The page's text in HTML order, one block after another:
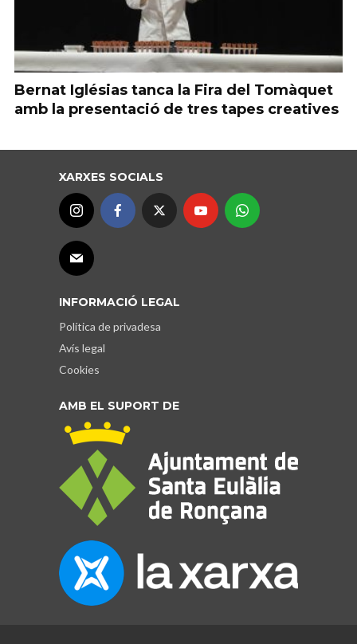
Bernat Iglésias tanca la Fira del Tomàquet
amb la presentació de tres tapes creatives
XARXES SOCIALS
INFORMACIÓ LEGAL
Política de privadesa
Avís legal
Cookies
AMB EL SUPORT DE